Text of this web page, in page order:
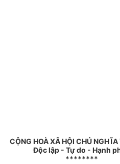
CỘNG HOÀ XÃ HỘI CHỦ NGHĨA
Độc lập - Tự do - Hạnh
********